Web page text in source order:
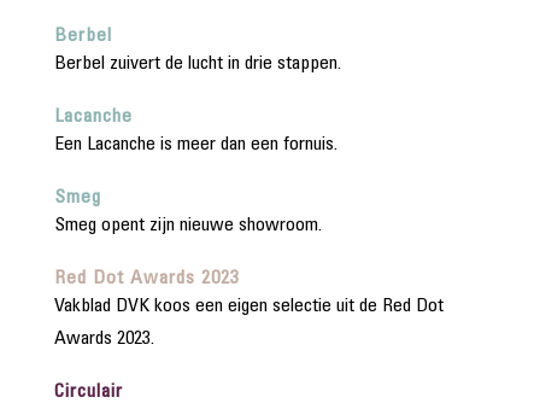
Berbel
Berbel zuivert de lucht in drie stappen.
Lacanche
Een Lacanche is meer dan een fornuis.
Smeg
Smeg opent zijn nieuwe showroom.
Red Dot Awards 2023
Vakblad DVK koos een eigen selectie uit de Red Dot
Awards 2023.
Circulair